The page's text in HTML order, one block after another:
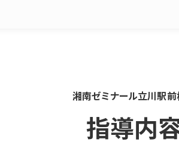
湘南ゼミナール立川駅
指導内